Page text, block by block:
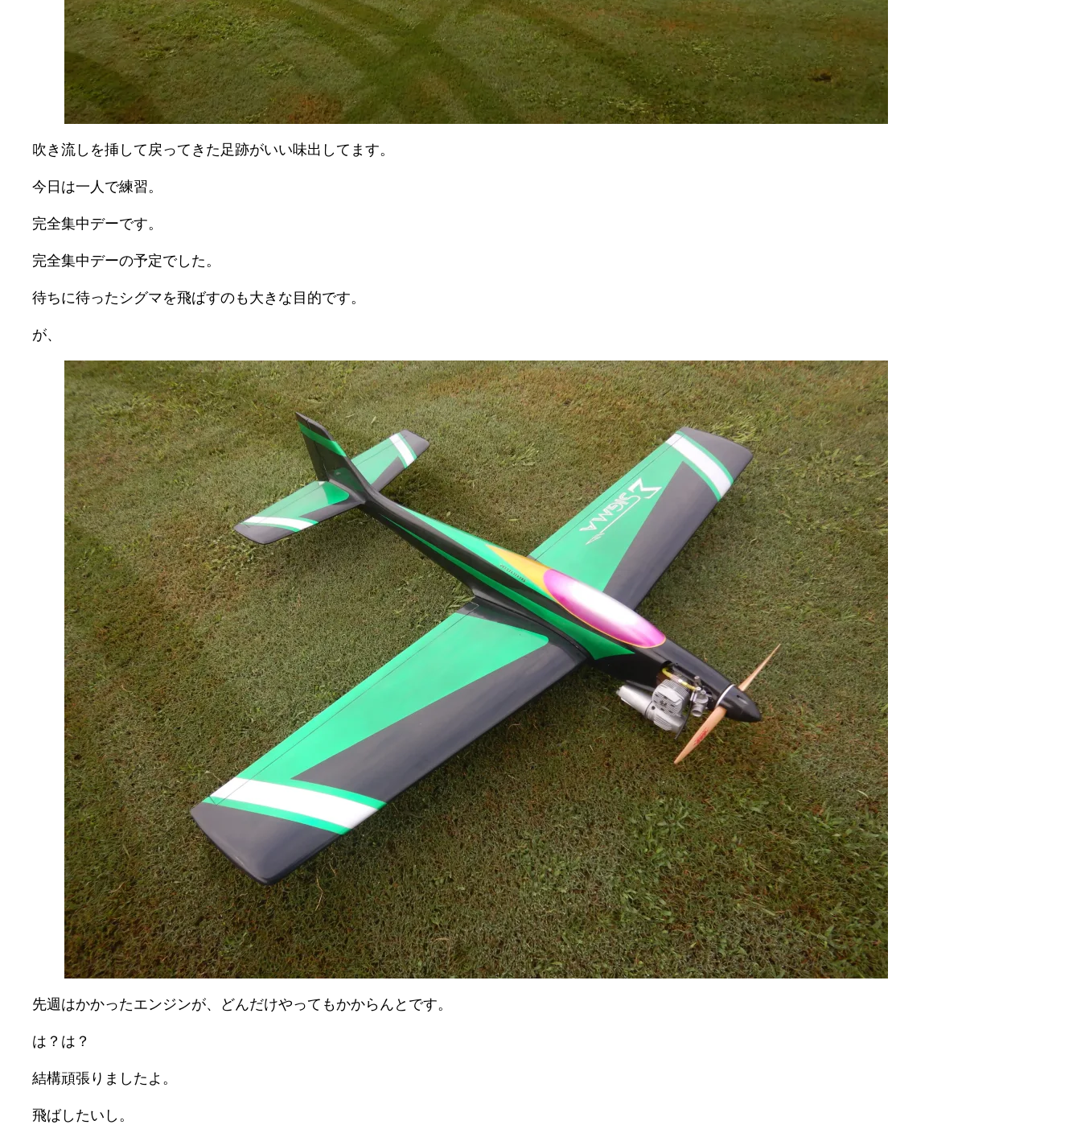
吹き流しを挿して戻ってきた足跡がいい味出してます。
今日は一人で練習。
完全集中デーです。
完全集中デーの予定でした。
待ちに待ったシグマを飛ばすのも大きな目的です。
が、
先週はかかったエンジンが、どんだけやってもかからんとです。
は？は？
結構頑張りましたよ。
飛ばしたいし。